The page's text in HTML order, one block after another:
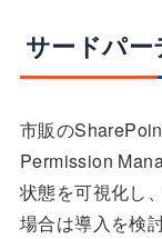
サードパ
市販の
Permission
状態を可視化し
場合は導入を検